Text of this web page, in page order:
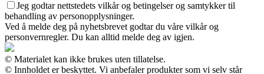
Jeg godtar nettstedets vilkår og betingelser og samtykker til
behandling av personopplysninger.
Ved å melde deg på nyhetsbrevet godtar du våre vilkår og
personvernregler. Du kan alltid melde deg av igjen.
© Materialet kan ikke brukes uten tillatelse.
© Innholdet er beskyttet. Vi anbefaler produkter som vi selv står